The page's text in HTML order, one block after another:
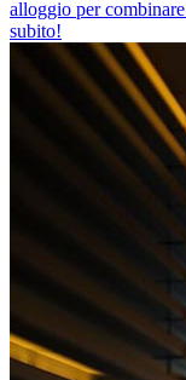
alloggio per
subito!